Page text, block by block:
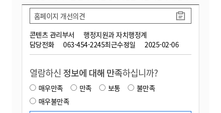
콘텐츠 관리부서
행정지원과 자치행정계
담당전화
063-454-2245최근수정일 2025-02-06
홈페이지 개선의견
열람하신 정보에 대해 만족하십니까?
매우만족 만족 보통
불만족
매우불만족